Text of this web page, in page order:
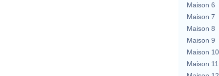
Maison 6
Maison 7
Maison 8
Maison 9
Maison 10
Maison 11